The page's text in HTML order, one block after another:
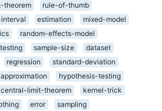
theorem
rule-of-thumb
estimation
mixed-model
random-effects-model
sample-size
dataset
regression
standard-deviation
approximation
hypothesis-testing
central-limit-theorem
kernel-trick
error
sampling